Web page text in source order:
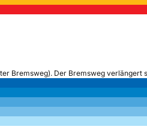
Bremsweg). Der Bremsweg verlängert